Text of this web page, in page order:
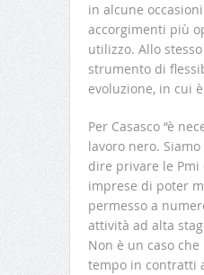
in alcune
accorgimenti più
utilizzo. Allo
strumento di
evoluzione, in cui
Per Casasco “è
lavoro nero.
dire privare le
imprese di poter
permesso a
attività ad alta
Non è un caso
tempo in contratti